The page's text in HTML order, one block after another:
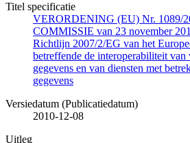
Titel specificatie
VERORDENING (EU) Nr. 1089/
COMMISSIE van 23 november
Richtlijn 2007/2/EG van het
betreffende de interoperabiliteit
gegevens en van diensten met
gegevens
Versiedatum (Publicatiedatum)
2010-12-08
Uitleg